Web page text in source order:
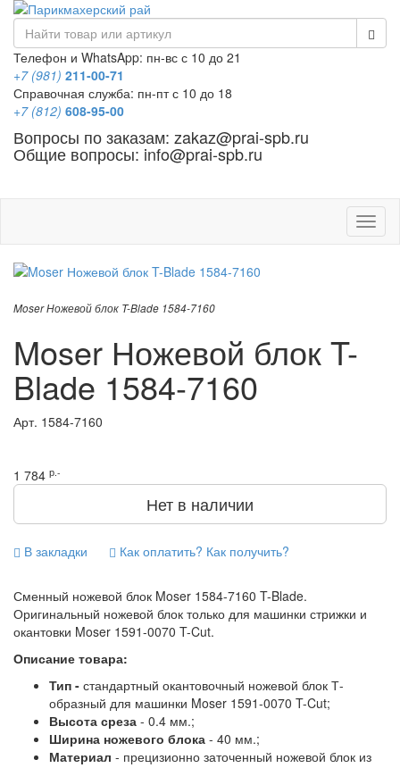
Телефон и WhatsApp: пн-вс с 10 до 21
+7 (981) 211-00-71
Справочная служба: пн-пт с 10 до 18
+7 (812) 608-95-00
Вопросы по заказам: zakaz@prai-spb.ru
Общие вопросы: info@prai-spb.ru
Moser Ножевой блок T-Blade 1584-7160
Moser Ножевой блок T-
Blade 1584-7160
Арт. 1584-7160
1 784 р.-
Нет в наличии
В закладки Как оплатить? Как получить?
Сменный ножевой блок Moser 1584-7160 T-Blade.
Оригинальный ножевой блок только для машинки стрижки и
окантовки Moser 1591-0070 T-Cut.
Описание товара:
Тип - стандартный окантовочный ножевой блок Т-
образный для машинки Moser 1591-0070 T-Cut;
Высота среза - 0.4 мм.;
Ширина ножевого блока - 40 мм.;
Материал - прецизионно заточенный ножевой блок из